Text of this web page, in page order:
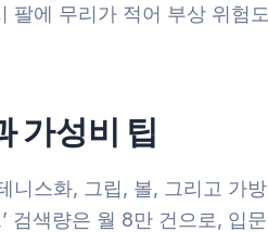
팔에 무리가 적어 부상 위험도
가성비 팁
니스화, 그립, 볼, 그리고 가방
검색량은 월 8만 건으로, 입문